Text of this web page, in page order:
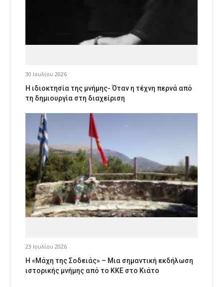
30 Ιουλίου 2026
Η ιδιοκτησία της μνήμης- Όταν η τέχνη περνά από
τη δημιουργία στη διαχείριση
23 Ιουλίου 2026
Η «Μάχη της Σοδειάς» – Μια σημαντική εκδήλωση
ιστορικής μνήμης από το ΚΚΕ στο Κιάτο